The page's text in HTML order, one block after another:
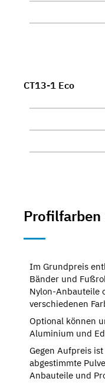
CT13-1 Eco
Im Grundpreis
Bänder und
Nylon-Anbauteile
verschiedenen
Optional können
Aluminium und
Gegen Aufpreis
abgestimmte
Anbauteile und